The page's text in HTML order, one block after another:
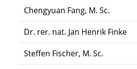
Chengyuan Fang, M. Sc.
Dr. rer. nat. Jan Henrik Finke
Steffen Fischer, M. Sc.